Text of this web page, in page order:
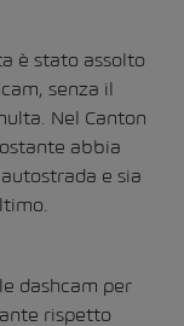
è stato assolto
senza il
Nel Canton
abbia
e sia
dashcam per
rispetto